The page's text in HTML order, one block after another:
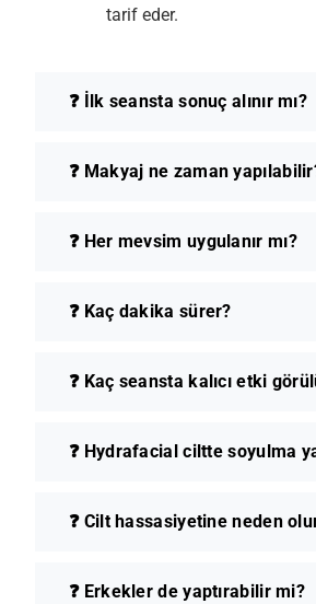
tarif eder.
❓ İlk seansta sonuç alınır mı?
❓ Makyaj ne zaman
❓ Her mevsim uygulanır mı?
❓ Kaç dakika sürer?
❓ Kaç seansta kalıcı etki
❓ Hydrafacial ciltte soyulma
❓ Cilt hassasiyetine neden
❓ Erkekler de yaptırabilir mi?